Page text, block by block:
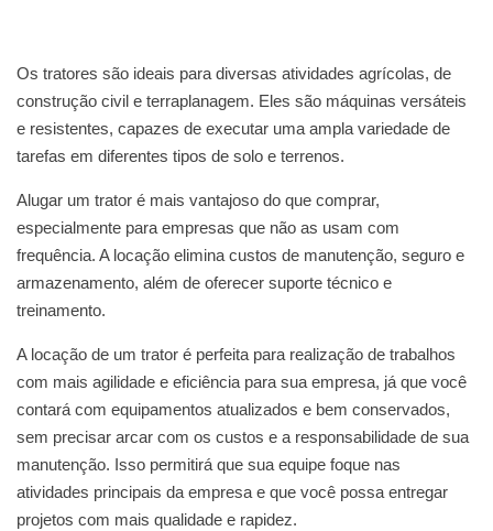
Os tratores são ideais para diversas atividades agrícolas, de
construção civil e terraplanagem. Eles são máquinas versáteis
e resistentes, capazes de executar uma ampla variedade de
tarefas em diferentes tipos de solo e terrenos.
Alugar um trator é mais vantajoso do que comprar,
especialmente para empresas que não as usam com
frequência. A locação elimina custos de manutenção, seguro e
armazenamento, além de oferecer suporte técnico e
treinamento.
A locação de um trator é perfeita para realização de trabalhos
com mais agilidade e eficiência para sua empresa, já que você
contará com equipamentos atualizados e bem conservados,
sem precisar arcar com os custos e a responsabilidade de sua
manutenção. Isso permitirá que sua equipe foque nas
atividades principais da empresa e que você possa entregar
projetos com mais qualidade e rapidez.